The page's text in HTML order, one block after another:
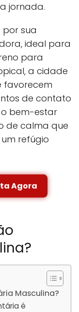
jornada.
por sua
ideal para
para
a cidade
favorecem
de contato
bem-estar
de calma que
refúgio
Agora
Masculina?
é